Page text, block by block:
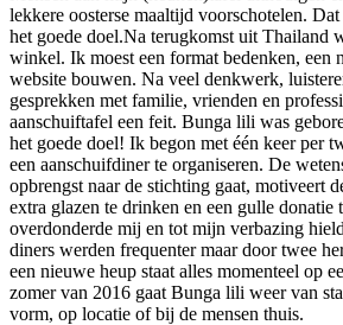
lekkere oosterse maaltijd voorschotelen.
het goede doel.Na terugkomst uit Thailand
winkel. Ik moest een format bedenken, een
website bouwen. Na veel denkwerk,
gesprekken met familie, vrienden en
aanschuiftafel een feit. Bunga lili was
het goede doel! Ik begon met één keer per
een aanschuifdiner te organiseren. De
opbrengst naar de stichting gaat, motiveert
extra glazen te drinken en een gulle donatie
overdonderde mij en tot mijn verbazing
diners werden frequenter maar door twee
een nieuwe heup staat alles momenteel op
zomer van 2016 gaat Bunga lili weer van
vorm, op locatie of bij de mensen thuis.